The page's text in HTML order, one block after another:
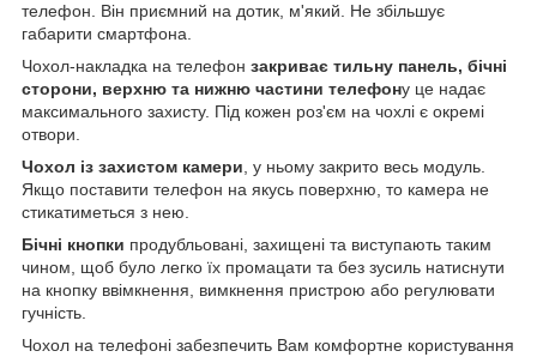
телефон. Він приємний на дотик, м'який. Не збільшує
габарити смартфона.
Чохол-накладка на телефон закриває тильну панель, бічні
сторони, верхню та нижню частини телефону це надає
максимального захисту. Під кожен роз'єм на чохлі є окремі
отвори.
Чохол із захистом камери, у ньому закрито весь модуль.
Якщо поставити телефон на якусь поверхню, то камера не
стикатиметься з нею.
Бічні кнопки продубльовані, захищені та виступають таким
чином, щоб було легко їх промацати та без зусиль натиснути
на кнопку ввімкнення, вимкнення пристрою або регулювати
гучність.
Чохол на телефоні забезпечить Вам комфортне користування